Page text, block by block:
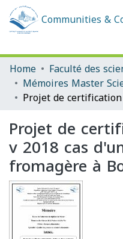
Communities &
Home
Projet de
v 2018 cas
fromagère à